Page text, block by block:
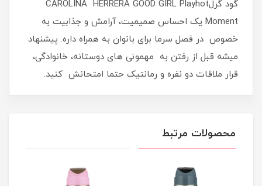
گود گرلCAROLINA HERRERA GOOD GIRL Playhot
Moment یک احساس صمیمیت، آرامش و جذابیت به
خصوص در فصل سرما برای بانوان به همراه داره. پیشنهاد
میشه قبل از رفتن به مهمونی های دوستانه، خانوادگی،
قرار ملاقات دو نفره و رمانتیک حتما امتحانش کنید.
محصولات مرتبط